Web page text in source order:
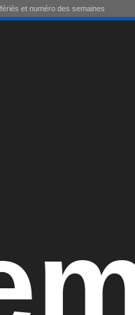
et numéro des semaines